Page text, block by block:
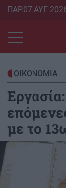
Skip
main
content
ΠΑΡ.07 ΑΥΓ
ΟΙΚΟΝΟΜΙΑ
με το